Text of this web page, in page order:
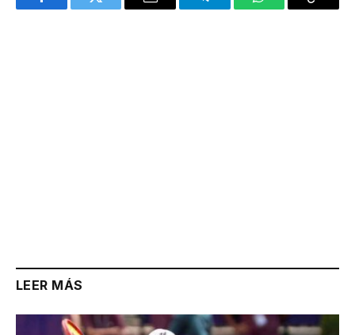
FacebookTwitter Email TelegramWhatsAppCopy
LEER MÁS